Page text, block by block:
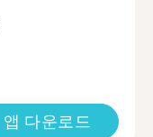
앱 다운로드